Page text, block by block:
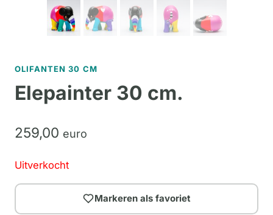
OLIFANTEN 30 CM
Elepainter 30 cm.
259,00 euro
Uitverkocht
Markeren als favoriet